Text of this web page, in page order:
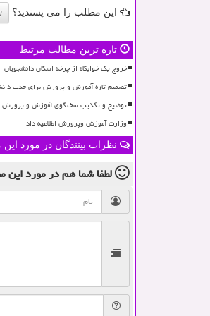
این مطلب را می پسندید؟
تازه ترین مطالب مرتبط
خروج یک خوابگاه از چرخه اسکان دانشجویان
تصمیم تازه آموزش و پرورش برای جذب
توضیح و تکذیب سخنگوی آموزش و پرورش
وزارت آموزش وپرورش اطلاعیه داد
نظرات بینندگان در مورد
لطفا شما همدر مورد این